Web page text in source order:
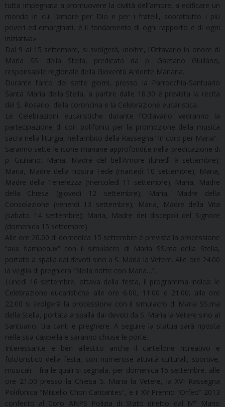
tutta impegnata a promuovere la civiltà dell’amore, a edificare un
mondo in cui l’amore per Dio e per i fratelli, soprattutto i più
poveri ed emarginati, è il fondamento di ogni rapporto e di ogni
iniziativa».
Dal 9 al 15 settembre, si svolgerà, inoltre, l’Ottavario in onore di
Maria SS. della Stella, predicato da p. Gaetano Giuliano,
responsabile regionale della Gioventù Ardente Mariana.
Durante l’arco dei sette giorni, presso la Parrocchia-Santuario
Santa Maria della Stella, a partire dalle 18.30 è prevista la recita
del S. Rosario, della coroncina e la Celebrazione eucaristica.
Le Celebrazioni eucaristiche durante l’Ottavario vedranno la
partecipazione di cori polifonici per la promozione della musica
sacra nella liturgia, nell’ambito della Rassegna “In coro per Maria”.
Saranno sette le icone mariane approfondite nella predicazione di
p. Giuliano: Maria, Madre del bell’Amore (lunedì 9 settembre);
Maria, Madre della nostra Fede (martedì 10 settembre); Maria,
Madre della Tenerezza (mercoledì 11 settembre); Maria, Madre
della Chiesa (giovedì 12 settembre); Maria, Madre della
Consolazione (venerdì 13 settembre); Maria, Madre della Vita
(sabato 14 settembre); Maria, Madre dei discepoli del Signore
(domenica 15 settembre).
Alle ore 20.00 di domenica 15 settembre è prevista la processione
“aux flambeaux” con il simulacro di Maria SS.ma della Stella,
portato a spalla dai devoti sino a S. Maria la Vetere. Alle ore 24.00
la veglia di preghiera “Nella notte con Maria…”.
Lunedì 16 settembre, ottava della festa, il programma indica: le
Celebrazione eucaristiche alle ore 6.00, 11.00 e 21.00; alle ore
22.00 si svolgerà la processione con il simulacro di Maria SS.ma
della Stella, portata a spalla dai devoti da S. Maria la Vetere sino al
Santuario, tra canti e preghiere. A seguire la statua sarà riposta
nella sua cappella e saranno chiuse le porte.
Interessante e ben allestito anche il cartellone ricreativo e
folcloristico della festa, con numerose attività culturali, sportive,
musicali… fra le quali si segnala, per domenica 15 settembre, alle
ore 21.00 presso la Chiesa S. Maria la Vetere, la XVI Rassegna
Polifonica “Militello Chori Cantantes”, e il XV Premio “Orfeo” 2013
conferito al Coro ANPS Polizia di Stato diretto dal M° Mario